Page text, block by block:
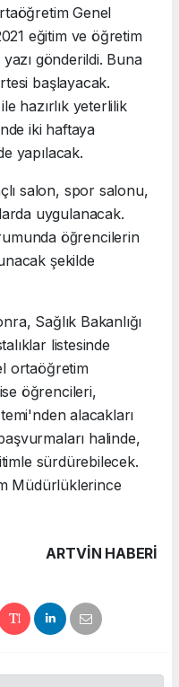
Genel
eğitim ve öğretim
yazı gönderildi. Buna
başlayacak.
hazırlık yeterlilik
iki haftaya
yapılacak.
salon, spor salonu,
uygulanacak.
öğrencilerin
şekilde
Sağlık Bakanlığı
listesinde
ortaöğretim
öğrencileri,
alacakları
halinde,
sürdürebilecek.
Müdürlüklerince
ARTVIN HABERİ